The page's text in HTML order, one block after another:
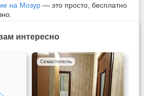
на Мозур — это просто, бесплатно
интересно
Севастополь